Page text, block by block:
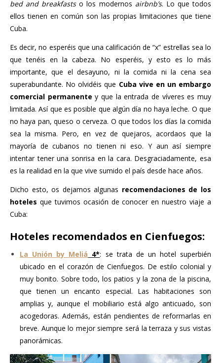
bed and breakfastso los modernos airbnb’s. Lo que todos
ellos tienen en común son las propias limitaciones que tiene
Cuba.
Es decir, no esperéis que una calificación de “x” estrellas sea lo
que tenéis en la cabeza. No esperéis, y esto es lo más
importante, que el desayuno, ni la comida ni la cena sea
superabundante. No olvidéis que Cuba vive en un embargo
comercial permanente y que la entrada de víveres es muy
limitada. Así que es posible que algún día no haya leche. O que
no haya pan, queso o cerveza. O que todos los días la comida
sea la misma. Pero, en vez de quejaros, acordaos que la
mayoría de cubanos no tienen ni eso. Y aun así siempre
intentar tener una sonrisa en la cara. Desgraciadamente, esa
es la realidad en la que vive sumido el país desde hace años.
Dicho esto, os dejamos algunas recomendaciones de los
hoteles que tuvimos ocasión de conocer en nuestro viaje a
Cuba:
Hoteles recomendados en Cienfuegos:
La Unión by Meliá 4*: se trata de un hotel superbién
ubicado en el corazón de Cienfuegos. De estilo colonial y
muy bonito. Sobre todo, los patios y la zona de la piscina,
que tienen un encanto especial. Las habitaciones son
amplias y, aunque el mobiliario está algo anticuado, son
acogedoras. Además, están pendientes de reformarlas en
breve. Aunque lo mejor siempre será la terraza y sus vistas
panorámicas.